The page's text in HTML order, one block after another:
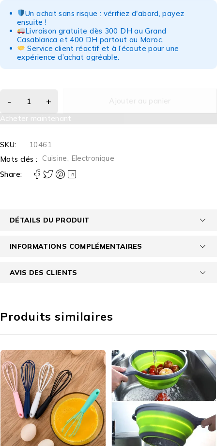
Un achat sans risque : vérifiez d'abord, payez
ensuite !
Livraison gratuite dès 300 DH au Grand
Casablanca et 400 DH partout au Maroc.
Service client réactif et à l’écoute pour une
expérience d’achat agréable.
Ajouter au panier
Acheter maintenant
SKU:
10461
Mots clés : Cuisine Electronique
Share:
DÉTAILS DU PRODUIT
INFORMATIONS COMPLÉMENTAIRES
AVIS DES CLIENTS
Produits similaires